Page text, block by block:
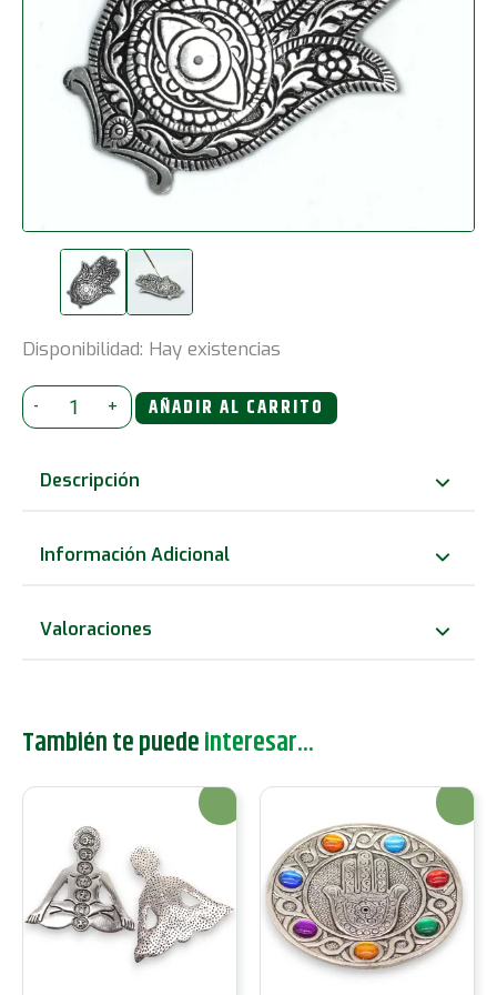
Disponibilidad: Hay existencias
-
Porta-
incienso
Hamsa
Pulido
+ AÑADIR AL CARRITO
Descripción
Información Adicional
Valoraciones
También te puedeinteresar...
¡Oferta! ¡Oferta!